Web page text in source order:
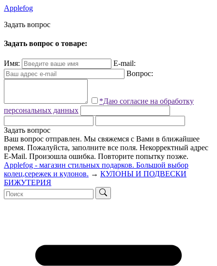
Applefog
Задать вопрос
Задать вопрос о товаре:
Имя:
E-mail:
Вопрос:
*Даю согласие на обработку
персональных данных
Задать вопрос
Ваш вопрос отправлен. Мы свяжемся с Вами в ближайшее
время. Пожалуйста, заполните все поля. Некорректный адрес
E-Mail. Произошла ошибка. Повторите попытку позже.
Applefog - магазин стильных подарков. Большой выбор
колец,сережек и кулонов. → КУЛОНЫ И ПОДВЕСКИ
БИЖУТЕРИЯ